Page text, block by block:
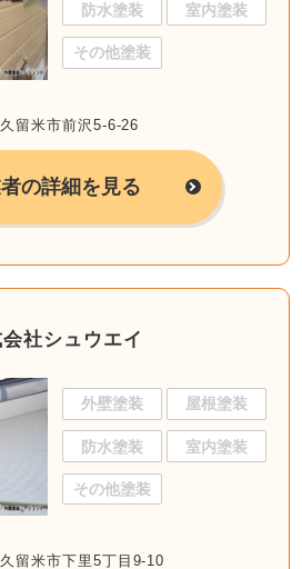
防水塗装 室内塗装
その他塗装
留米市前沢5-6-26
の詳細を見る
社シュウエイ
外壁塗装 屋根塗装
防水塗装 室内塗装
その他塗装
留米市下里5丁目9-10